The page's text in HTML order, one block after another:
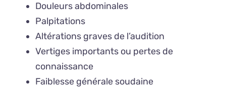
Douleurs abdominales
Palpitations
Altérations graves de l’audition
Vertiges importants ou pertes de
connaissance
Faiblesse générale soudaine